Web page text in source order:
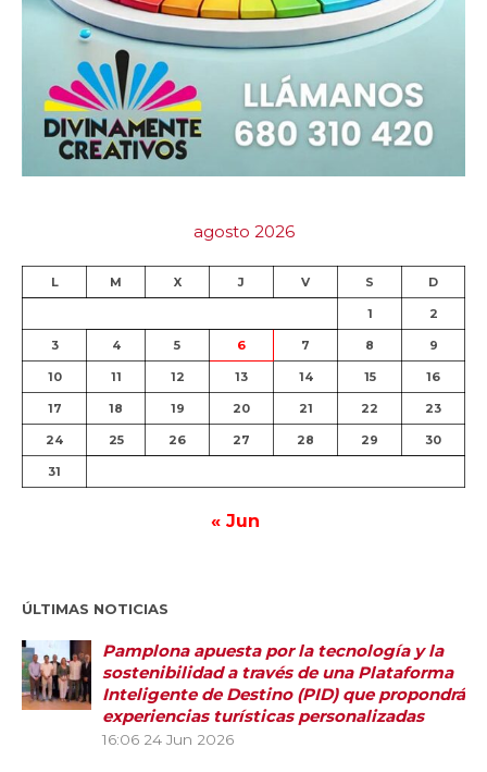
agosto 2026
L M X J V S D
1 2
3 4 5 6 7 8 9
10 11 12 13 14 15 16
17 18 19 20 21 22 23
24 25 26 27 28 29 30
31
« Jun
ÚLTIMAS NOTICIAS
Pamplona apuesta por la tecnología y la
sostenibilidad a través de una Plataforma
Inteligente de Destino (PID) que propondrá
experiencias turísticas personalizadas
16:06 24 Jun 2026